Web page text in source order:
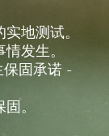
地测试。
发生。
保固承诺 -
。